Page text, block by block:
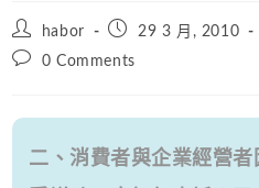
Post
author:
habor
Post29 3 月, 2010
Post0 Comments
二、消費者與企業經營